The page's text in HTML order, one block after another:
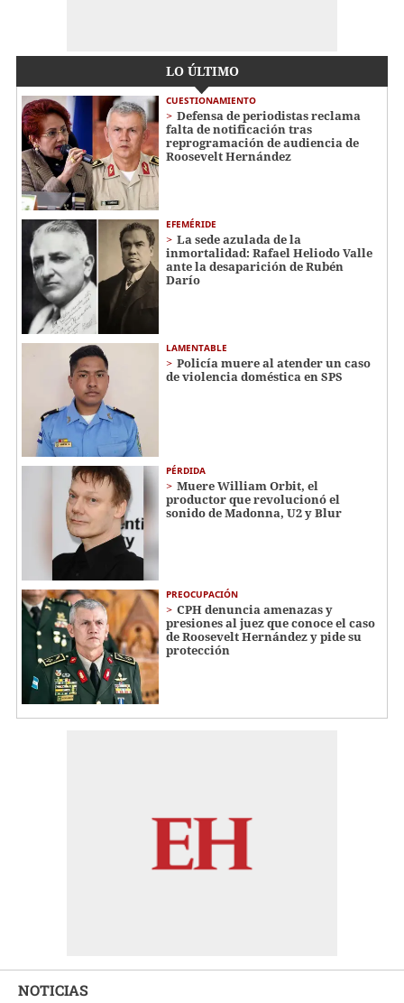
LO ÚLTIMO
CUESTIONAMIENTO
Defensa de periodistas reclama
falta de notificación tras
reprogramación de audiencia de
Roosevelt Hernández
EFEMÉRIDE
La sede azulada de la
inmortalidad: Rafael Heliodo Valle
ante la desaparición de Rubén
Darío
LAMENTABLE
Policía muere al atender un caso
de violencia doméstica en SPS
PÉRDIDA
Muere William Orbit, el
productor que revolucionó el
sonido de Madonna, U2 y Blur
PREOCUPACIÓN
CPH denuncia amenazas y
presiones al juez que conoce el caso
de Roosevelt Hernández y pide su
protección
NOTICIAS